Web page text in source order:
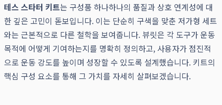
테스 스타터 키트는 구성품 하나하나의 품질과 상호 연계성에 대
한 깊은 고민이 돋보입니다. 이는 단순히 구색을 맞춘 저가형 세트
와는 근본적으로 다른 철학을 보여줍니다. 뷰릿은 각 도구가 운동
목적에 어떻게 기여하는지를 명확히 정의하고, 사용자가 점진적
으로 운동 강도를 높이며 성장할 수 있도록 설계했습니다. 키트의
핵심 구성 요소를 통해 그 가치를 자세히 살펴보겠습니다.